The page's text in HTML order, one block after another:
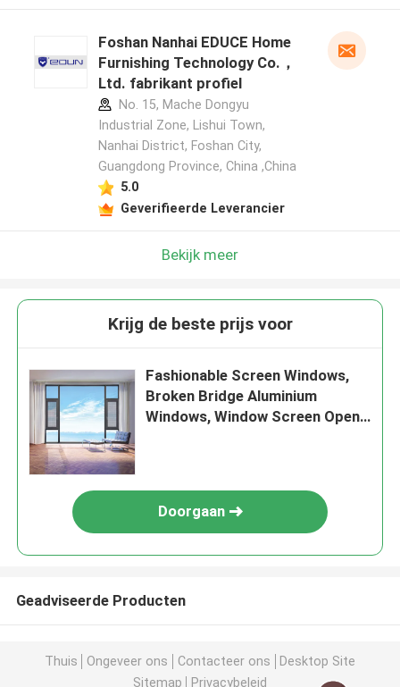
Foshan Nanhai EDUCE Home
Furnishing Technology Co.，
Ltd. fabrikant profiel
No. 15, Mache Dongyu
Industrial Zone, Lishui Town,
Nanhai District, Foshan City,
Guangdong Province, China ,China
5.0
Geverifieerde Leverancier
Bekijk meer
Krijg de beste prijs voor
Fashionable Screen Windows,
Broken Bridge Aluminium
Windows, Window Screen Open
Doorgaan
Geadviseerde Producten
Thuis Ongeveer ons Contacteer ons
Desktop Site
Sitemap
Privacybeleid